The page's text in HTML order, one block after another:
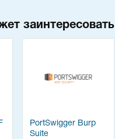
заинтересовать
PortSwigger Burp
Suite